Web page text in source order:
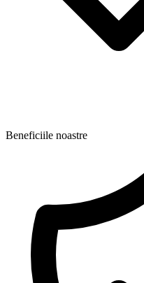
Beneficiile noastre